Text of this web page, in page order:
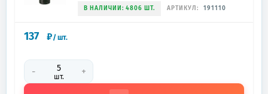
В НАЛИЧИИ: 4806 ШТ. АРТИКУЛ: 191110
137 ₽/шт.
- шт. +